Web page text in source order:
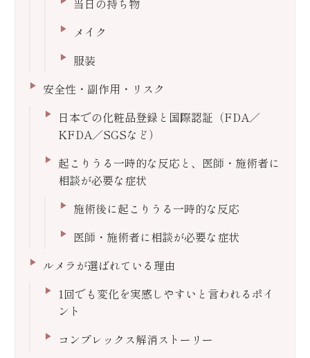
当日の持ち物
メイク
服装
安全性・副作用・リスク
日本での化粧品登録と国際認証（FDA／
KFDA／SGSなど）
起こりうる一時的な反応と、医師・施術者に
相談が必要な症状
施術後に起こりうる一時的な反応
医師・施術者に相談が必要な症状
ルメラが選ばれている理由
1回でも変化を実感しやすいと言われるポイ
ント
コンプレックス解消ストーリー